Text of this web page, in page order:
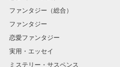
ファンタジー（総合）
ファンタジー
恋愛ファンタジー
実用・エッセイ
ミステリー・サスペンス